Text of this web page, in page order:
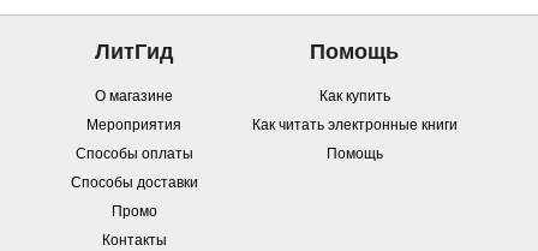
ЛитГид
О магазине
Мероприятия
Способы оплаты
Способы доставки
Промо
Контакты
Помощь
Как купить
Как читать электронные книги
Помощь